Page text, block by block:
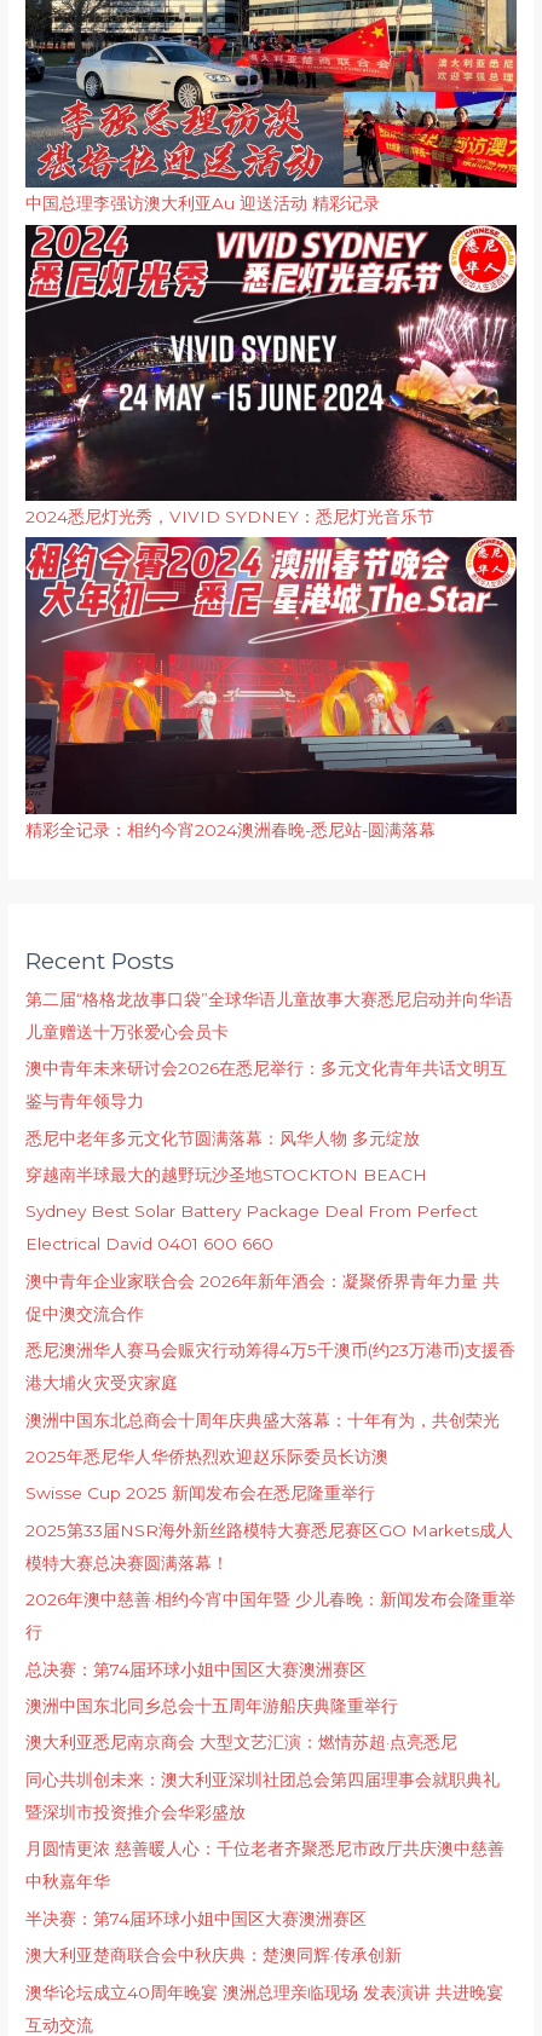
中国总理李强访澳大利亚Au 迎送活动 精彩记录
2024悉尼灯光秀，VIVID SYDNEY：悉尼灯光音乐节
精彩全记录：相约今宵2024澳洲春晚-悉尼站-圆满落幕
Recent Posts
第二届“格格龙故事口袋”全球华语儿童故事大赛悉尼启动并向华语
儿童赠送十万张爱心会员卡
澳中青年未来研讨会2026在悉尼举行：多元文化青年共话文明互
鉴与青年领导力
悉尼中老年多元文化节圆满落幕：风华人物 多元绽放
穿越南半球最大的越野玩沙圣地STOCKTON BEACH
Sydney Best Solar Battery Package Deal From Perfect
Electrical David 0401 600 660
澳中青年企业家联合会 2026年新年酒会：凝聚侨界青年力量 共
促中澳交流合作
悉尼澳洲华人赛马会赈灾行动筹得4万5千澳币(约23万港币)支援香
港大埔火灾受灾家庭
澳洲中国东北总商会十周年庆典盛大落幕：十年有为，共创荣光
2025年悉尼华人华侨热烈欢迎赵乐际委员长访澳
Swisse Cup 2025 新闻发布会在悉尼隆重举行
2025第33届NSR海外新丝路模特大赛悉尼赛区GO Markets成人
模特大赛总决赛圆满落幕！
2026年澳中慈善·相约今宵中国年暨 少儿春晚：新闻发布会隆重举
行
总决赛：第74届环球小姐中国区大赛澳洲赛区
澳洲中国东北同乡总会十五周年游船庆典隆重举行
澳大利亚悉尼南京商会 大型文艺汇演：燃情苏超·点亮悉尼
同心共圳创未来：澳大利亚深圳社团总会第四届理事会就职典礼
暨深圳市投资推介会华彩盛放
月圆情更浓 慈善暖人心：千位老者齐聚悉尼市政厅共庆澳中慈善
中秋嘉年华
半决赛：第74届环球小姐中国区大赛澳洲赛区
澳大利亚楚商联合会中秋庆典：楚澳同辉·传承创新
澳华论坛成立40周年晚宴 澳洲总理亲临现场 发表演讲 共进晚宴
互动交流